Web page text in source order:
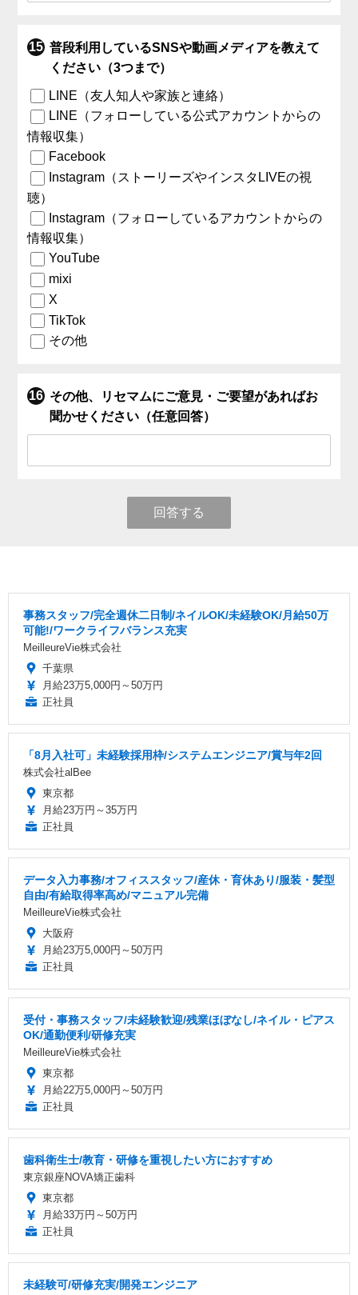
普段利用しているSNSや動画メディアを教えて
ください（3つまで）
LINE（友人知人や家族と連絡）
LINE（フォローしている公式アカウントからの
情報収集）
Facebook
Instagram（ストーリーズやインスタLIVEの視
聴）
Instagram（フォローしているアカウントからの
情報収集）
YouTube
mixi
X
TikTok
その他
その他、リセマムにご意見・ご要望があればお
聞かせください（任意回答）
回答する
事務スタッフ/完全週休二日制/ネイルOK/未経験OK/月給50万
可能!/ワークライフバランス充実
MeilleureVie株式会社
千葉県
月給23万5,000円～50万円
正社員
「8月入社可」未経験採用枠/システムエンジニア/賞与年2回
株式会社alBee
東京都
月給23万円～35万円
正社員
データ入力事務/オフィススタッフ/産休・育休あり/服装・髪型
自由/有給取得率高め/マニュアル完備
MeilleureVie株式会社
大阪府
月給23万5,000円～50万円
正社員
受付・事務スタッフ/未経験歓迎/残業ほぼなし/ネイル・ピアス
OK/通勤便利/研修充実
MeilleureVie株式会社
東京都
月給22万5,000円～50万円
正社員
歯科衛生士/教育・研修を重視したい方におすすめ
東京銀座NOVA矯正歯科
東京都
月給33万円～50万円
正社員
未経験可/研修充実/開発エンジニア